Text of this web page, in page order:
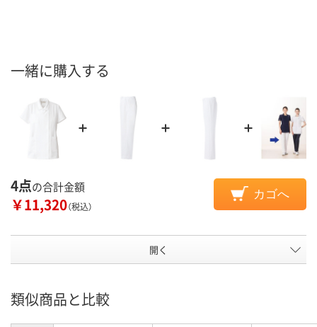
一緒に購入する
4点の合計金額
￥11,320（税込）
カゴへ
開く
類似商品と比較